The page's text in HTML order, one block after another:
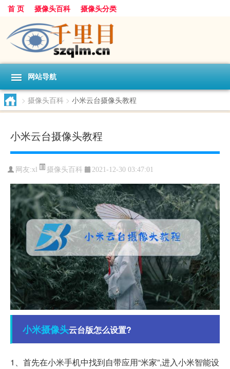
首 页 摄像头百科 摄像头分类
网站导航
> 摄像头百科 > 小米云台摄像头教程
小米云台摄像头教程
网友:xl 摄像头百科 2021-12-30 03:47:01
小米摄像头云台版怎么设置?
1、首先在小米手机中找到自带应用“米家”,进入小米智能设